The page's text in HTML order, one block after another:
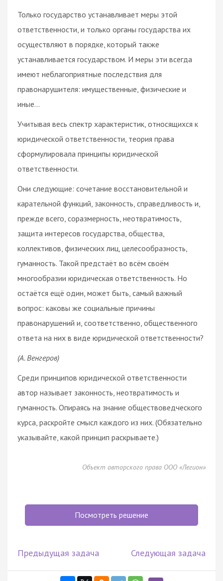
Только государство устанавливает меры этой
ответственности, и только органы государства их
осуществляют в порядке, который также
устанавливается государством. И меры эти всегда
имеют неблагоприятные последствия для
правонарушителя: имущественные, физические и
иные…
Учитывая весь спектр характеристик, относящихся к
юридической ответственности, теория права
сформулировала принципы юридической
ответственности.
Они следующие: сочетание восстановительной и
карательной функций, законность, справедливость и,
прежде всего, соразмерность, неотвратимость,
защита интересов государства, общества,
коллективов, физических лиц, целесообразность,
гуманность. Такой предстаёт во всём своём
многообразии юридическая ответственность. Но
остаётся ещё один, может быть, самый важный
вопрос: каковы же социальные причины
правонарушений и, соответственно, общественного
ответа на них в виде юридической ответственности?
(А. Венгеров)
Среди принципов юридической ответственности
автор называет законность, неотвратимость и
гуманность. Опираясь на знание обществоведческого
курса, раскройте смысл каждого из них. (Обязательно
указывайте, какой принцип раскрываете.)
Объект авторского права ООО «Легион»
Посмотреть решение
Предыдущая задача Следующая задача